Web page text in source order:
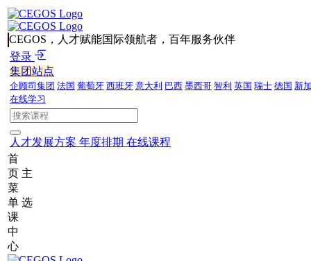
CEGOS，人才赋能国际领航者，百年服务伙伴
登录
集团站点
企顾司集团 法国 葡萄牙 西班牙 意大利 巴西 墨西哥 智利 英国 瑞士 德国 新
在线学习
人才发展方案 年度排期 在线课程
首
页 主
菜
单 选
课
中
心